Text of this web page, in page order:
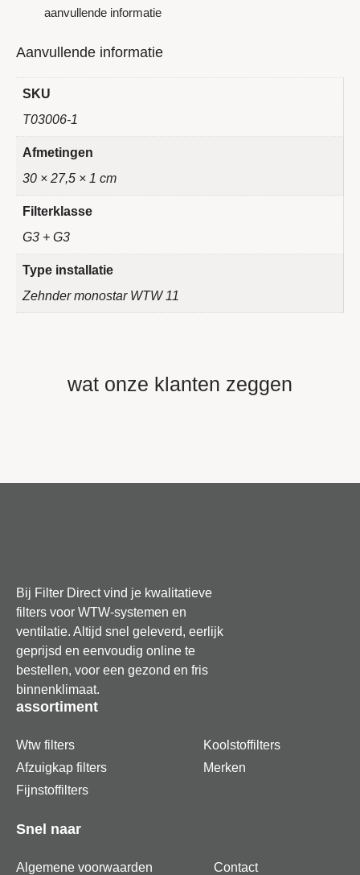
aanvullende informatie
Aanvullende informatie
SKU
T03006-1
Afmetingen
30 × 27,5 × 1 cm
Filterklasse
G3 + G3
Type installatie
Zehnder monostar WTW 11
wat onze klanten zeggen
Bij Filter Direct vind je kwalitatieve
filters voor WTW-systemen en
ventilatie. Altijd snel geleverd, eerlijk
geprijsd en eenvoudig online te
bestellen, voor een gezond en fris
binnenklimaat.
assortiment
Wtw filters
Afzuigkap filters
Fijnstoffilters
Koolstoffilters
Merken
Snel naar
Algemene voorwaarden Contact